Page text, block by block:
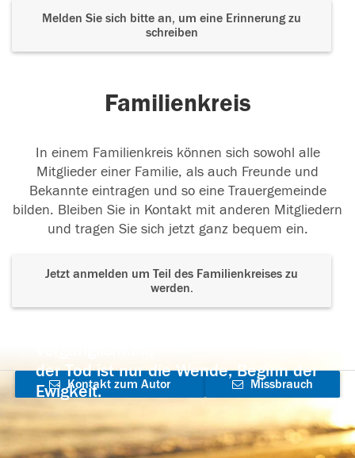
Melden Sie sich bitte an, um eine Erinnerung zu
schreiben
Familienkreis
In einem Familienkreis können sich sowohl alle
Mitglieder einer Familie, als auch Freunde und
Bekannte eintragen und so eine Trauergemeinde
bilden. Bleiben Sie in Kontakt mit anderen Mitgliedern
und tragen Sie sich jetzt ganz bequem ein.
Jetzt anmelden um Teil des Familienkreises zu
werden.
der Tod ist nur die Wende, Beginn der
Ewigkeit.
Kontakt zum Autor
aufnehmen
Missbrauch